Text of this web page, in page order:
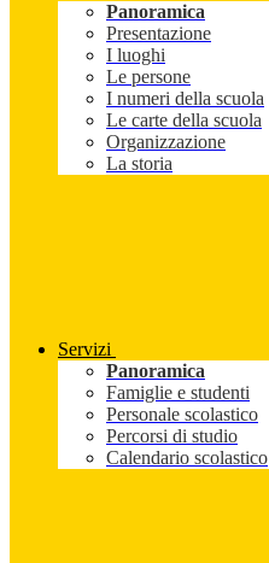
Panoramica
Presentazione
I luoghi
Le persone
I numeri della scuola
Le carte della scuola
Organizzazione
La storia
Servizi
Panoramica
Famiglie e studenti
Personale scolastico
Percorsi di studio
Calendario scolastico